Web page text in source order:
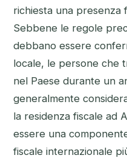
richiesta una presenza
Sebbene le regole
debbano essere
locale, le persone che
nel Paese durante un
generalmente
la residenza fiscale ad
essere una
fiscale internazionale